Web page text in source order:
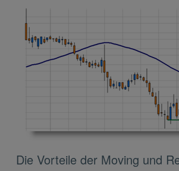
Die Vorteile der Moving und